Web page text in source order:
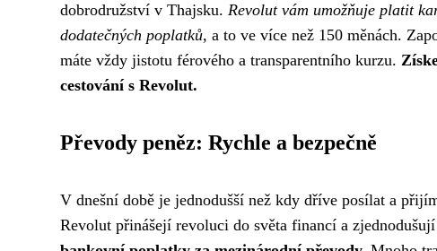
dobrodružství v Thajsku. Revolut vám umožňuje platit
dodatečných poplatků, a to ve více než 150 měnách.
máte vždy jistotu férového a transparentního kurzu.
cestování s Revolut.
Převody peněz: Rychle a bezpečně
V dnešní době je jednodušší než kdy dříve posílat a
Revolut přinášejí revoluci do světa financí a